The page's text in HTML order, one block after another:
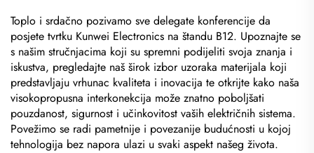
Toplo i srdačno pozivamo sve delegate konferencije da
posjete tvrtku Kunwei Electronics na štandu B12. Upoznajte se
s našim stručnjacima koji su spremni podijeliti svoja znanja i
iskustva, pregledajte naš širok izbor uzoraka materijala koji
predstavljaju vrhunac kvaliteta i inovacija te otkrijte kako naša
visokopropusna interkonekcija može znatno poboljšati
pouzdanost, sigurnost i učinkovitost vaših električnih sistema.
Povežimo se radi pametnije i povezanije budućnosti u kojoj
tehnologija bez napora ulazi u svaki aspekt našeg života.